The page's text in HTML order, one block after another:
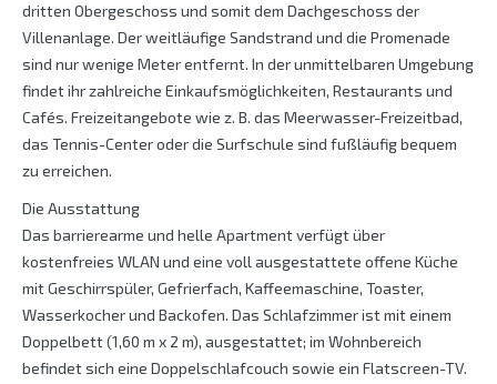
dritten Obergeschoss und somit dem Dachgeschoss der
Villenanlage. Der weitläufige Sandstrand und die Promenade
sind nur wenige Meter entfernt. In der unmittelbaren Umgebung
findet ihr zahlreiche Einkaufsmöglichkeiten, Restaurants und
Cafés. Freizeitangebote wie z. B. das Meerwasser-Freizeitbad,
das Tennis-Center oder die Surfschule sind fußläufig bequem
zu erreichen.
Die Ausstattung
Das barrierearme und helle Apartment verfügt über
kostenfreies WLAN und eine voll ausgestattete offene Küche
mit Geschirrspüler, Gefrierfach, Kaffeemaschine, Toaster,
Wasserkocher und Backofen. Das Schlafzimmer ist mit einem
Doppelbett (1,60 m x 2 m), ausgestattet; im Wohnbereich
befindet sich eine Doppelschlafcouch sowie ein Flatscreen-TV.